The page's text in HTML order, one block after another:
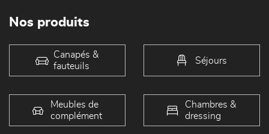
Nos produits
Canapés &
fauteuils
Séjours
Meubles de
complément
Chambres &
dressing